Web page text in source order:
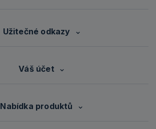
Užitečné odkazy
Váš účet
Nabídka produktů